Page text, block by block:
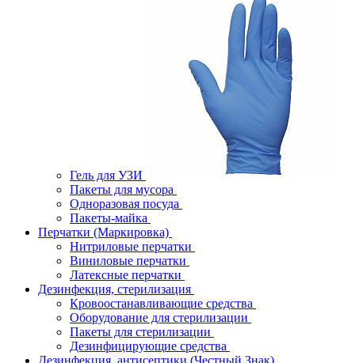
Гель для УЗИ
Пакеты для мусора
Одноразовая посуда
Пакеты-майка
Перчатки (Маркировка)
Нитриловые перчатки
Виниловые перчатки
Латексные перчатки
Дезинфекция, стерилизация
Кровоостанавливающие средства
Оборудование для стерилизации
Пакеты для стерилизации
Дезинфицирующие средства
Дезинфекция, антисептики (Честный Знак)